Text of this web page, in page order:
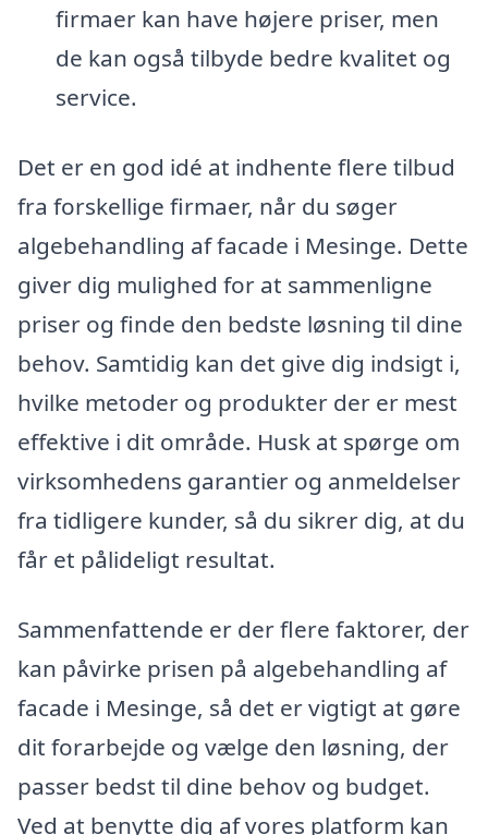
firmaer kan have højere priser, men
de kan også tilbyde bedre kvalitet og
service.
Det er en god idé at indhente flere tilbud
fra forskellige firmaer, når du søger
algebehandling af facade i Mesinge. Dette
giver dig mulighed for at sammenligne
priser og finde den bedste løsning til dine
behov. Samtidig kan det give dig indsigt i,
hvilke metoder og produkter der er mest
effektive i dit område. Husk at spørge om
virksomhedens garantier og anmeldelser
fra tidligere kunder, så du sikrer dig, at du
får et pålideligt resultat.
Sammenfattende er der flere faktorer, der
kan påvirke prisen på algebehandling af
facade i Mesinge, så det er vigtigt at gøre
dit forarbejde og vælge den løsning, der
passer bedst til dine behov og budget.
Ved at benytte dig af vores platform kan